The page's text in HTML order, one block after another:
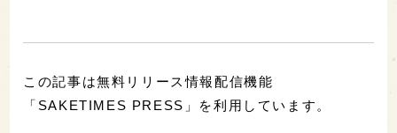
この記事は無料リリース情報配信機能
「SAKETIMES PRESS」を利用しています。